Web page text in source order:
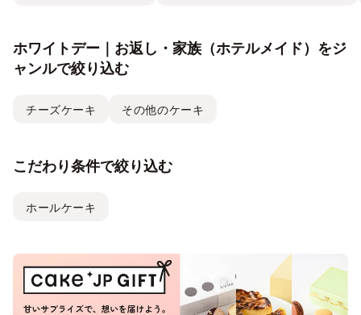
ホワイトデー｜お返し・家族（ホテルメイド）をジ
ャンルで絞り込む
チーズケーキ その他のケーキ
こだわり条件で絞り込む
ホールケーキ